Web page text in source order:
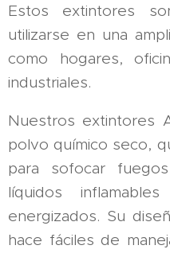
Estos extintores
utilizarse en una
como hogares,
industriales.
Nuestros extintores
polvo químico seco,
para sofocar
líquidos
energizados. Su
hace fáciles de